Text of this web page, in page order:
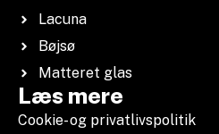
Lacuna
Bøjsø
Matteret glas
Læs mere
Cookie- og privatlivspolitik